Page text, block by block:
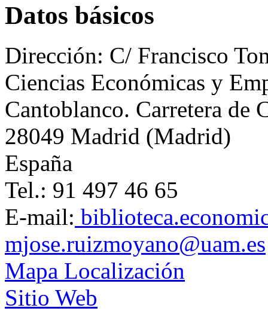
Datos básicos
Dirección: C/ Francisco
Ciencias Económicas y
Cantoblanco. Carretera de
28049 Madrid (Madrid)
España
Tel.: 91 497 46 65
E-mail:
mjose.ruizmoyano@uam.es
Mapa Localización
Sitio Web